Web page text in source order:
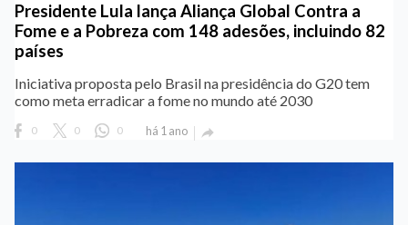
Presidente Lula lança Aliança Global Contra a
Fome e a Pobreza com 148 adesões, incluindo 82
países
Iniciativa proposta pelo Brasil na presidência do G20 tem
como meta erradicar a fome no mundo até 2030
0 0 0 há 1 ano 